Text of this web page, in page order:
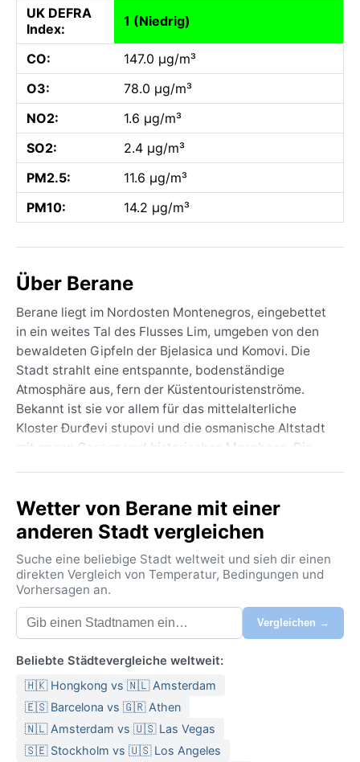
UK DEFRA
Index:
1 (Niedrig)
CO:
147.0 µg/m³
O3:
78.0 µg/m³
NO2:
1.6 µg/m³
SO2:
2.4 µg/m³
PM2.5:
11.6 µg/m³
PM10:
14.2 µg/m³
Über Berane
Berane liegt im Nordosten Montenegros, eingebettet
in ein weites Tal des Flusses Lim, umgeben von den
bewaldeten Gipfeln der Bjelasica und Komovi. Die
Stadt strahlt eine entspannte, bodenständige
Atmosphäre aus, fern der Küstentouristenströme.
Bekannt ist sie vor allem für das mittelalterliche
Kloster Đurđevi stupovi und die osmanische Altstadt
mit engen Gassen und historischen Moscheen. Die
Erholung ein – ein stiller Kontrast zum Trubel der
Adria.
Nach der Köppen-Klassifikation Dfb herrscht hier
warmes, feuchtes Kontinentalklima. Die Sommer sind
angenehm warm mit Durchschnittstemperaturen um
22 bis 25 Grad, unterbrochen von gelegentlichen
Gewittern. Die Winter dagegen sind kalt und
und dichte Schneedecken bleiben wochenlang liegen.
Niederschläge verteilen sich recht gleichmäßig über
das Jahr, mit etwas feuchteren Monaten im späten
Frühjahr und Herbst. Zur Reisezeit im Sommer reichen
leichte Kleidung und eine Regenjacke; im Winter sind
Wetter von Berane mit einer
anderen Stadt vergleichen
Suche eine beliebige Stadt weltweit und sieh dir einen
direkten Vergleich von Temperatur, Bedingungen und
Vorhersagen an.
Vergleichen →
Beliebte Städtevergleiche weltweit:
🇭🇰 Hongkong vs 🇳🇱 Amsterdam
🇪🇸 Barcelona vs 🇬🇷 Athen
🇳🇱 Amsterdam vs 🇺🇸 Las Vegas
🇸🇪 Stockholm vs 🇺🇸 Los Angeles